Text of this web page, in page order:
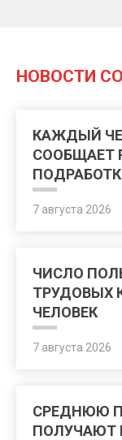
НОВОСТИ
КАЖДЫЙ
СООБЩАЕТ
7 августа 2026
ЧИСЛО
ТРУДОВЫХ
ЧЕЛОВЕК
7 августа 2026
СРЕДНЮЮ
ПОЛУЧАЮТ